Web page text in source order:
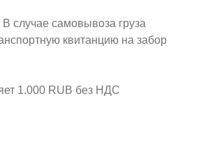
случае самовывоза груза
квитанцию на забор
1.000 RUB без НДС